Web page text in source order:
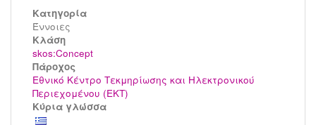
Κατηγορία
Έννοιες
Kλάση
skos:Concept
Πάροχος
Εθνικό Κέντρο Τεκμηρίωσης και Ηλεκτρονικού
Περιεχομένου (ΕΚΤ)
Κύρια γλώσσα